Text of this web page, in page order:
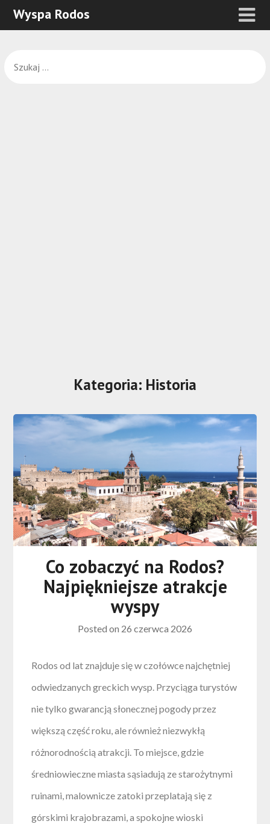
Wyspa Rodos
Kategoria: Historia
Co zobaczyć na Rodos?
Najpiękniejsze atrakcje
wyspy
Posted on 26 czerwca 2026
Rodos od lat znajduje się w czołówce najchętniej
odwiedzanych greckich wysp. Przyciąga turystów
nie tylko gwarancją słonecznej pogody przez
większą część roku, ale również niezwykłą
różnorodnością atrakcji. To miejsce, gdzie
średniowieczne miasta sąsiadują ze starożytnymi
ruinami, malownicze zatoki przeplatają się z
górskimi krajobrazami, a spokojne wioski